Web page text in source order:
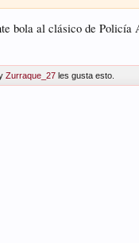
bola al clásico de Policía
Zurraque_27 les gusta esto.